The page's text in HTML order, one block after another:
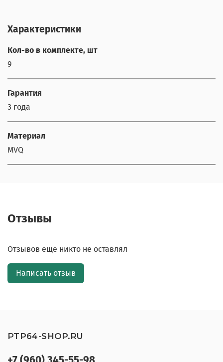
Характеристики
Кол-во в комплекте, шт
9
Гарантия
3 года
Материал
MVQ
Отзывы
Отзывов еще никто не оставлял
Написать отзыв
PTP64-SHOP.RU